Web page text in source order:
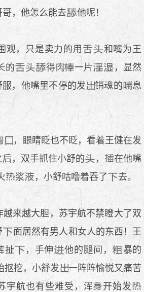
，他怎么能去 他呢！
，只是卖力的用
和嘴为王
的 得 一片
，显然
，他嘴里不停的发
销魂的
息
，
睛眨也不眨，看着王健在发
后，双手抓住小舒的 ，
在他嘴
浆 ，小舒咕噜着吞了 去。
来越大胆，苏宇航不禁瞪大了双
面居然有男人和女人的东西！王
扯 ，手伸 他的 间，
暴的
抠挖，小舒发
一阵阵愉悦又痛苦
宇航也有些难受，浑
开始发